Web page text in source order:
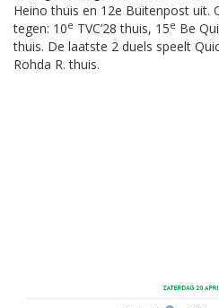
Heino thuis en 12e Buitenpost uit.
tegen: 10e TVC’28 thuis, 15e Be
thuis. De laatste 2 duels speelt
Rohda R. thuis.